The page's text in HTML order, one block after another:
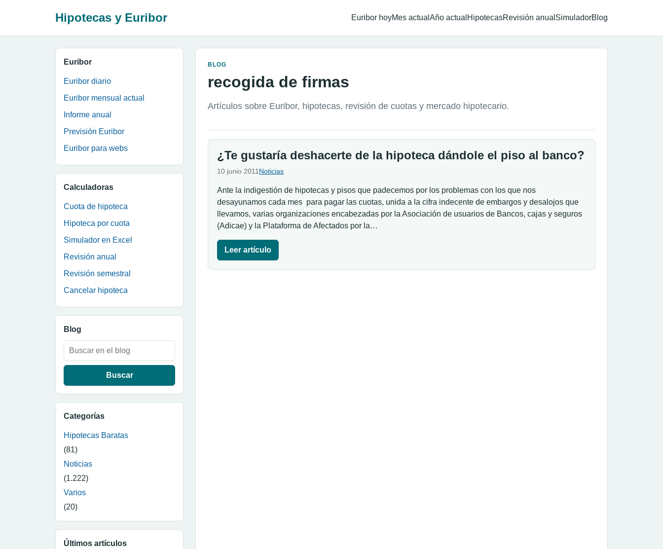
Hipotecas y Euribor Euribor hoyMes actual Año actual HipotecasRevisión anual SimuladorBlog
Euribor
Euribor diario
Euribor mensual actual
Informe anual
Previsión Euribor
Euribor para webs
Calculadoras
Cuota de hipoteca
Hipoteca por cuota
Simulador en Excel
Revisión anual
Revisión semestral
Cancelar hipoteca
Blog
Buscar:
Categorías
Hipotecas Baratas
(81)
Noticias
(1.222)
Varios
(20)
Últimos artículos
BLOG
recogida de firmas
Artículos sobre Euribor, hipotecas, revisión de cuotas y mercado hipotecario.
¿Te gustaría deshacerte de la hipoteca dándole el piso al banco?
10 junio 2011 Noticias
Ante la indigestión de hipotecas y pisos que padecemos por los problemas con los que nos
desayunamos cada mes para pagar las cuotas, unida a la cifra indecente de embargos y desalojos que
llevamos, varias organizaciones encabezadas por la Asociación de usuarios de Bancos, cajas y seguros
(Adicae) y la Plataforma de Afectados por la…
Leer artículo